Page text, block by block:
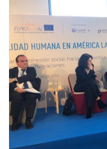
Video
Audio
BIBLIOTECA
Catalogo
Pubblicazioni